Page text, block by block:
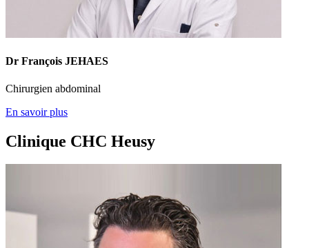
Dr François JEHAES
Chirurgien abdominal
En savoir plus
Clinique CHC Heusy